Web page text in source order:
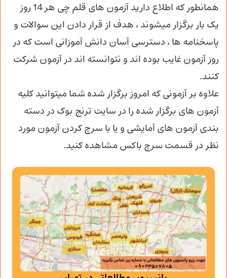
همانطور که اطلاع دارید آزمون های قلم چی هر 14 روز
یک بار برگزار میشوند ، هدف از قرار دادن این سوالات و
پاسخنامه ها ، دسترسی آسان دانش آموزانی است که در
روز آزمون غایب بوده اند و نتوانسته اند در آزمون شرکت
کنند.
علاوه بر آزمونی که امروز برگزار شده شما میتوانید کلیه
آزمون های برگزار شده را در سایت ترنج بوک در دسته
بندی آزمون های آمایشی و یا با سرچ کردن آزمون مورد
نظر در قسمت سرچ باکس مشاهده کنید.